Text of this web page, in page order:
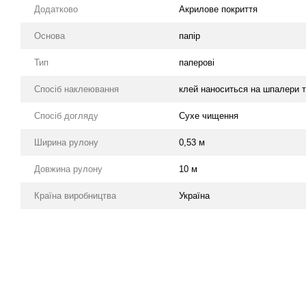
Додатково Акрилове покриття
Основа папір
Тип паперові
Спосіб наклеювання клей наноситься на шпалери
Спосіб догляду Cухе чищення
Ширина рулону 0,53 м
Довжина рулону 10 м
Країна виробництва Україна